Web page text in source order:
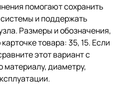
помогают сохранить
и поддержать
Размеры и обозначения,
товара: 35, 15. Если
этот вариант с
диаметру,